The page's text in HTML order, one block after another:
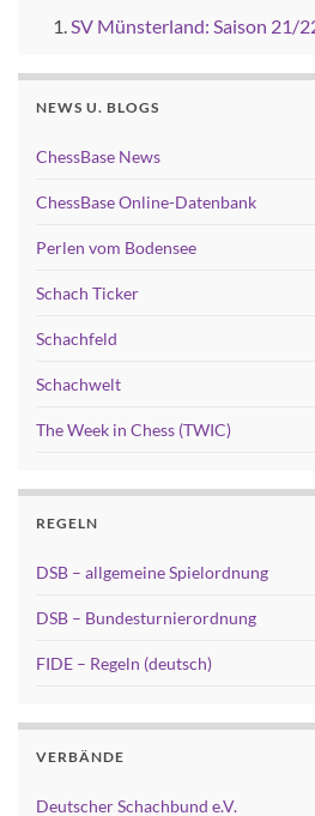
SV Münsterland: Saison 21/
NEWS U. BLOGS
ChessBase News
ChessBase Online-Datenbank
Perlen vom Bodensee
Schach Ticker
Schachfeld
Schachwelt
The Week in Chess (TWIC)
REGELN
DSB – allgemeine Spielordnung
DSB – Bundesturnierordnung
FIDE – Regeln (deutsch)
VERBÄNDE
Deutscher Schachbund e.V.